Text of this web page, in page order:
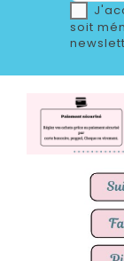
soit